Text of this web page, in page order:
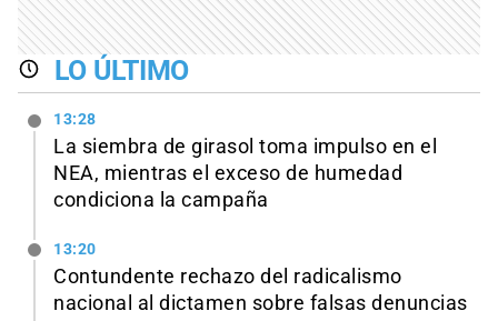
LO ÚLTIMO
13:28
La siembra de girasol toma impulso en el
NEA, mientras el exceso de humedad
condiciona la campaña
13:20
Contundente rechazo del radicalismo
nacional al dictamen sobre falsas denuncias